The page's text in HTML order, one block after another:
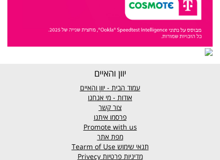
יוון והאיים
עמוד הבית - יוון והאיים
אודות - מי אנחנו
צור קשר
פרסמו איתנו
Promote with us
מפת אתר
תנאי שימוש
מדיניות פרטיות Privecy